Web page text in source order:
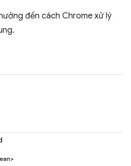
đến cách Chrome xử lý